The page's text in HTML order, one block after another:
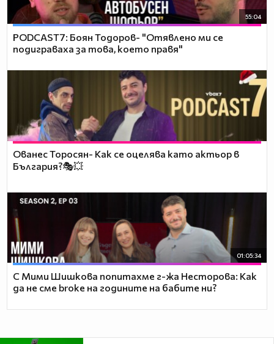
55:04
PODCAST7: ‪Боян Тодоров- "Отявлено ми се
подиграваха за това, което правя"
Ованес Торосян- Как се оцелява като актьор в
България?🎭💥
01:05:34
С Мими Шишкова попитахме г-жа Несторова: Как
да не сме broke на годините на бабите ни?